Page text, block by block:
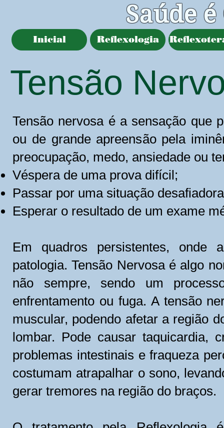
Saúde
Inicial Reflexologia
Tensão
Tensão nervosa é a sensação que
ou de grande apreensão pela
preocupação, medo, ansiedade ou
Véspera de uma prova difícil;
Passar por uma situação
Esperar o resultado de um exame
Em quadros persistentes, onde
patologia. Tensão Nervosa é algo
não sempre, sendo um
enfrentamento ou fuga. A tensão
muscular, podendo afetar a região
lombar. Pode causar taquicardia,
problemas intestinais e fraqueza
costumam atrapalhar o sono,
gerar tremores na região do braços.